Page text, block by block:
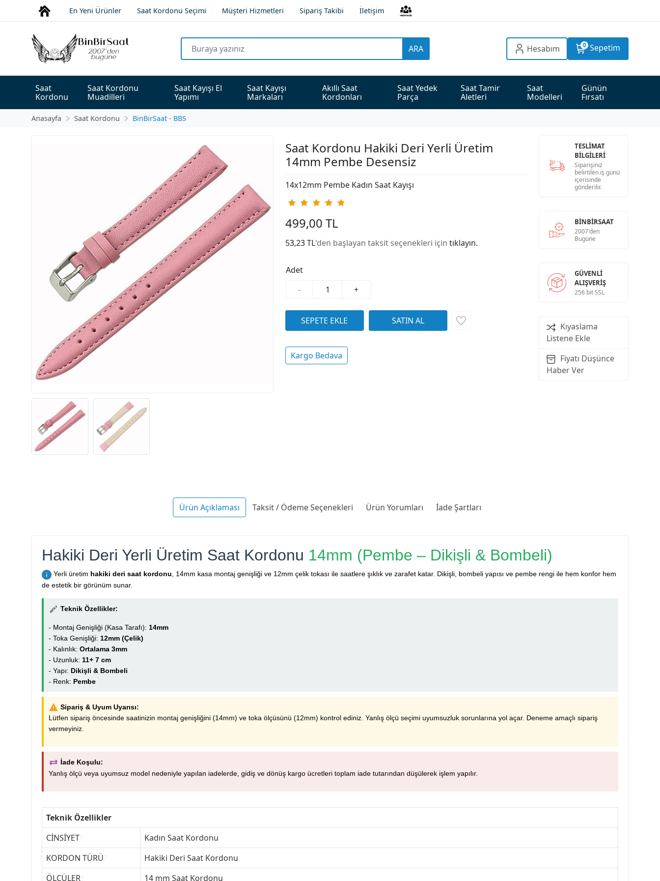
En Yeni Ürünler Saat Kordonu Seçimi Müşteri Hizmetleri Sipariş Takibi İletişim
ARA Hesabım 0 Sepetim
Saat
Kordonu
Saat Kordonu
Muadilleri
Saat Kayışı El
Yapımı
Saat Kayışı
Markaları
Akıllı Saat
Kordonları
Saat Yedek
Parça
Saat Tamir
Aletleri
Saat
Modelleri
Günün
Fırsatı
Anasayfa Saat Kordonu BinBirSaat - BBS
Saat Kordonu Hakiki Deri Yerli Üretim
14mm Pembe Desensiz
14x12mm Pembe Kadın Saat Kayışı
499,00 TL
53,23 TL'den başlayan taksit seçenekleri için tıklayın.
Adet
-
+
Kargo Bedava
TESLİMAT
BİLGİLERİ
Siparişiniz
belirtilen iş günü
içerisinde
gönderilir.
BINBIRSAAT
2007'den
Bugüne
GÜVENLI
ALIŞVERIŞ
256 bit SSL
Kıyaslama
Listene Ekle
Fiyatı Düşünce
Haber Ver
Ürün Açıklaması Taksit / Ödeme Seçenekleri Ürün Yorumları İade Şartları
Hakiki Deri Yerli Üretim Saat Kordonu 14mm (Pembe – Dikişli & Bombeli)
Yerli üretim hakiki deri saat kordonu, 14mm kasa montaj genişliği ve 12mm çelik tokası ile saatlere şıklık ve zarafet katar. Dikişli, bombeli yapısı ve pembe rengi ile hem konfor hem
de estetik bir görünüm sunar.
Teknik Özellikler:
- Montaj Genişliği (Kasa Tarafı): 14mm
- Toka Genişliği: 12mm (Çelik)
- Kalınlık: Ortalama 3mm
- Uzunluk: 11+ 7 cm
- Yapı: Dikişli & Bombeli
- Renk: Pembe
Sipariş & Uyum Uyarısı:
Lütfen sipariş öncesinde saatinizin montaj genişliğini (14mm) ve toka ölçüsünü (12mm) kontrol ediniz. Yanlış ölçü seçimi uyumsuzluk sorunlarına yol açar. Deneme amaçlı sipariş
vermeyiniz.
İade Koşulu:
Yanlış ölçü veya uyumsuz model nedeniyle yapılan iadelerde, gidiş ve dönüş kargo ücretleri toplam iade tutarından düşülerek işlem yapılır.
Teknik Özellikler
CİNSİYET
Kadın Saat Kordonu
KORDON TÜRÜ
Hakiki Deri Saat Kordonu
ÖLÇÜLER
14 mm Saat Kordonu